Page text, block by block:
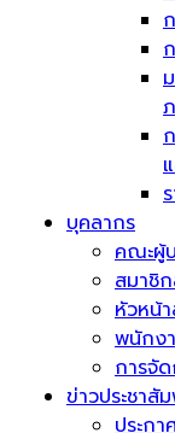
บุคลากร
คณะผู้
สมาชิ
หัวหน้
พนักง
การจั
ข่าวประชาสั
ประก